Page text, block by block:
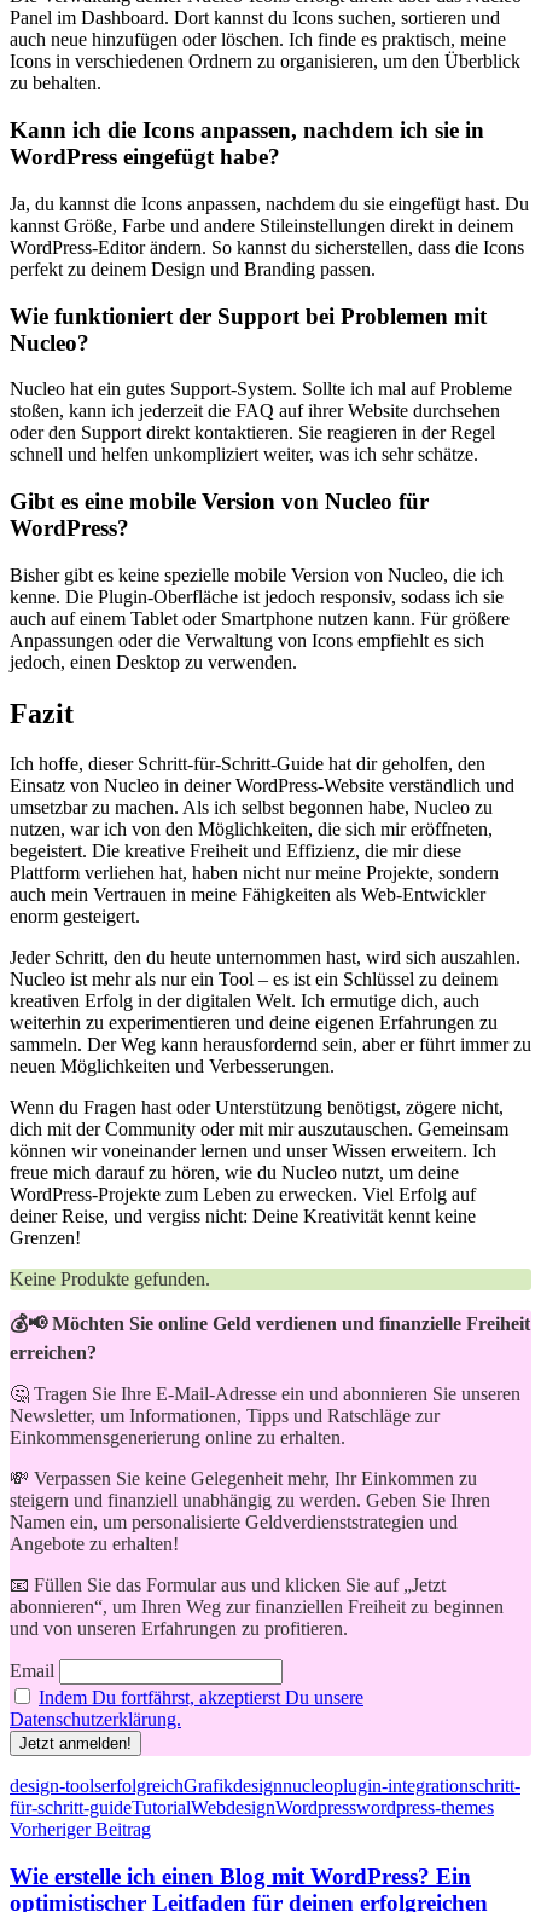
Panel im ⁢Dashboard. ‍Dort kannst du‌ Icons suchen, sortieren und
auch ​neue hinzufügen⁢ oder löschen.​ Ich finde es‍ praktisch, meine
Icons in‌ verschiedenen⁢ Ordnern zu organisieren, ‌um den Überblick
zu behalten.
Kann ​ich die Icons‌ anpassen, ‍nachdem ich⁣ sie​ in
WordPress ⁤eingefügt habe?
Ja, du ⁤kannst ‌die ‌Icons anpassen, ‌nachdem⁣ du‌ sie eingefügt hast. Du
kannst​ Größe, Farbe‍ und andere‍ Stileinstellungen direkt in ​deinem‌
WordPress-Editor ändern. So kannst du sicherstellen, ‌dass ‍die ⁣Icons ​
perfekt zu deinem Design und Branding passen.
Wie funktioniert der Support ⁣bei Problemen mit
Nucleo?
Nucleo ​hat ein gutes Support-System. Sollte ich​ mal auf Probleme
stoßen, kann ich jederzeit die FAQ auf ihrer Website durchsehen
oder den Support direkt kontaktieren. Sie reagieren⁤ in der Regel
schnell‍ und helfen ‌unkompliziert weiter, was​ ich sehr schätze.
Gibt es ‍eine mobile⁤ Version ​von Nucleo ‌für⁣
WordPress?
Bisher gibt es keine spezielle mobile Version ⁤von Nucleo, die ⁢ich
kenne. Die Plugin-Oberfläche ist ⁢jedoch responsiv, ⁢sodass ​ich sie
auch auf einem Tablet ⁢oder Smartphone nutzen kann. Für größere⁤
Anpassungen⁢ oder die​ Verwaltung von Icons ⁤empfiehlt ⁢es sich
jedoch, einen Desktop zu verwenden.
Fazit
Ich ‍hoffe, dieser Schritt-für-Schritt-Guide ‌hat dir ⁤geholfen, den
Einsatz von⁢ Nucleo in deiner WordPress-Website verständlich und
umsetzbar ⁤zu machen. Als ich​ selbst begonnen habe, ‍Nucleo ⁣zu​
nutzen, war‌ ich von den Möglichkeiten, die sich mir eröffneten,
begeistert. Die ‍kreative Freiheit und ⁤Effizienz,​ die mir diese
Plattform​ verliehen hat, haben ⁤nicht nur meine Projekte, sondern
auch mein​ Vertrauen‌ in meine ⁣Fähigkeiten als Web-Entwickler
enorm gesteigert.
Jeder ‌Schritt, den‌ du⁣ heute ⁢unternommen hast, wird⁤ sich ⁢auszahlen.
Nucleo ist ⁢mehr als nur⁣ ein​ Tool – es ist ein Schlüssel zu‌ deinem
kreativen Erfolg in der digitalen Welt. Ich ermutige dich,⁣ auch
weiterhin zu experimentieren und deine eigenen Erfahrungen zu
sammeln. Der Weg kann herausfordernd ‌sein, aber er führt immer ⁢zu
neuen Möglichkeiten und‍ Verbesserungen.
Wenn du Fragen hast​ oder ⁢Unterstützung benötigst, zögere nicht, ​
dich mit der Community oder mit ‌mir auszutauschen. Gemeinsam
können ⁢wir voneinander lernen und unser Wissen erweitern.⁤ Ich
freue ‍mich darauf zu ⁣hören, ‍wie du Nucleo nutzt,‍ um⁢ deine
‍WordPress-Projekte zum Leben zu erwecken. Viel Erfolg auf
deiner Reise, und vergiss‌ nicht: Deine Kreativität kennt⁤ keine
Grenzen!
Keine Produkte gefunden.
💰📢 Möchten Sie online Geld verdienen und finanzielle Freiheit
erreichen?
🤔 Tragen Sie Ihre E-Mail-Adresse ein und abonnieren Sie unseren
Newsletter, um Informationen, Tipps und Ratschläge zur
Einkommensgenerierung online zu erhalten.
💸 Verpassen Sie keine Gelegenheit mehr, Ihr Einkommen zu
steigern und finanziell unabhängig zu werden. Geben Sie Ihren
Namen ein, um personalisierte Geldverdienststrategien und
Angebote zu erhalten!
📧 Füllen Sie das Formular aus und klicken Sie auf „Jetzt
abonnieren“, um Ihren Weg zur finanziellen Freiheit zu beginnen
und von unseren Erfahrungen zu profitieren.
Email
Indem Du fortfährst, akzeptierst Du unsere
Datenschutzerklärung.
Schlagwörter
design-toolserfolgreichGrafikdesignnucleoplugin-integrationschritt-
für-schritt-guideTutorialWebdesignWordpresswordpress-themes
Beitragsnavigation
Vorheriger Beitrag
Wie erstelle ich einen Blog mit WordPress? Ein
optimistischer Leitfaden für deinen erfolgreichen